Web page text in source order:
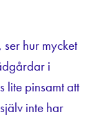
hur mycket
i
lite pinsamt att
inte har